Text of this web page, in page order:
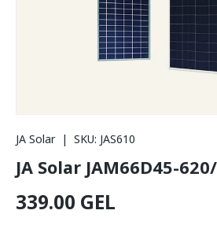
JA Solar| SKU: JAS610
JA Solar JAM66D45-
ჩვეულებრივი ფასი
339.00 GEL